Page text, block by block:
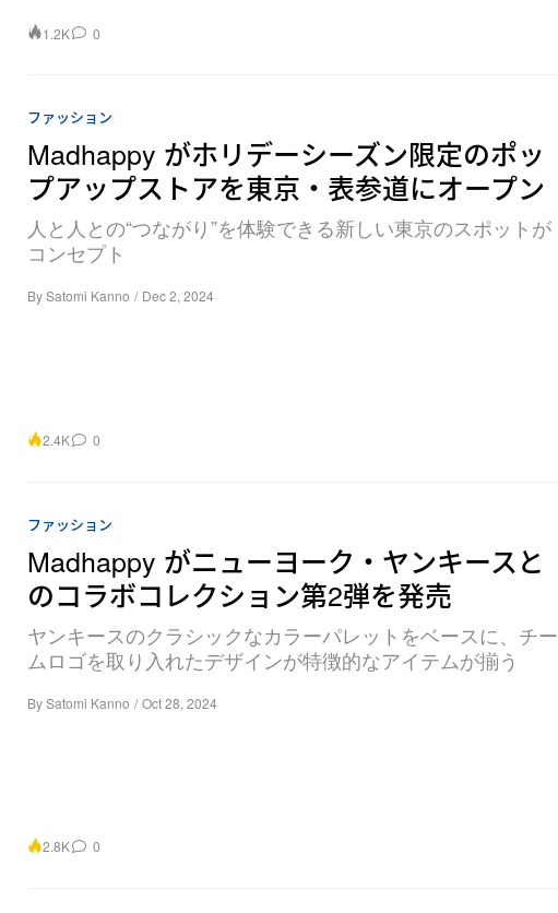
1.2K 0
ファッション
Madhappy がホリデーシーズン限定のポッ
プアップストアを東京・表参道にオープン
人と人との“つながり”を体験できる新しい東京のスポットが
コンセプト
BySatomi Kanno / Dec 2, 2024
2.4K 0
ファッション
Madhappy がニューヨーク・ヤンキースと
のコラボコレクション第2弾を発売
ヤンキースのクラシックなカラーパレットをベースに、チー
ムロゴを取り入れたデザインが特徴的なアイテムが揃う
BySatomi Kanno / Oct 28, 2024
2.8K 0